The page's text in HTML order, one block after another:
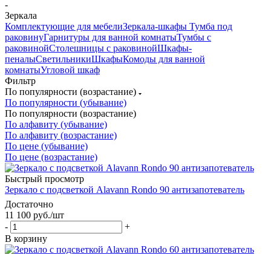
-
Зеркала
Комплектующие для мебелиЗеркала-шкафы Тумба под
раковинуГарнитуры для ванной комнатыТумбы с
раковинойСтолешницы с раковинойШкафы-
пеналыСветильникиШкафыКомоды для ванной
комнатыУгловой шкаф
Фильтр
По популярности (возрастание)
По популярности (убывание)
По популярности (возрастание)
По алфавиту (убывание)
По алфавиту (возрастание)
По цене (убывание)
По цене (возрастание)
Быстрый просмотр
Зеркало с подсветкой Alavann Rondo 90 антизапотеватель
Достаточно
11 100 руб./шт
-
+
В корзину